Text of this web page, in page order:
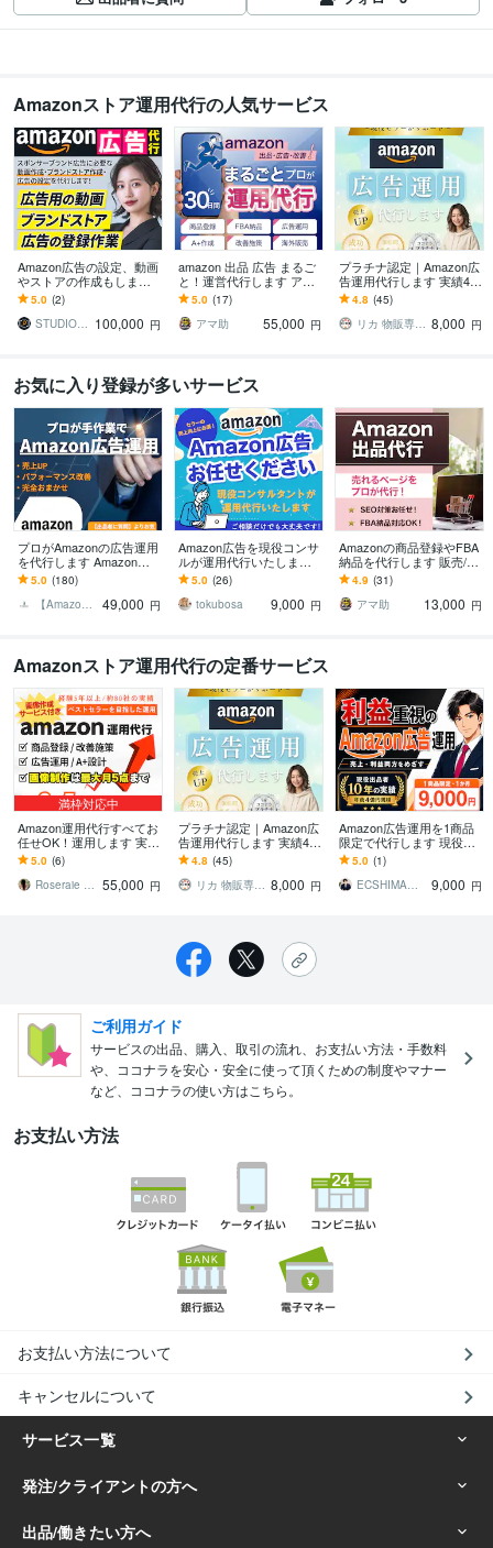
Amazonストア運用代行の人気サービス
Amazon広告の設定、動画
やストアの作成もします
広告用動画の作成、スト
アの作成、広告設定、ぜ
んぶ丸投げOK！
5.0 (2)
STUDIO PUFF（スタジオ パフ） 100,000 円
amazon 出品 広告 まるご
と！運営代行します アマ
ゾン販売はプロにお任
せ！14年以上×1200社超の
専門力
5.0 (17)
アマ助
55,000 円
プラチナ認定｜Amazon広
告運用代行します 実績40
件超｜SP/SB/SBV広告・
ストア構築に対応
4.8 (45)
リカ 物販専門コンサル＆代行㈱KR 8,000 円
お気に入り登録が多いサービス
プロがAmazonの広告運用
を代行します Amazonで
販売しているプロが、代
わりに広告運用します。
5.0 (180)
【Amazon販売】Eーessence
49,000 円
Amazon広告を現役コンサ
ルが運用代行いたします
月商1億超〜小規模サイト
まで250店舗以上の実績が
ございます
5.0 (26)
tokubosa
9,000 円
Amazonの商品登録やFBA
納品を代行します 販売/コ
ンサル歴14年の実績！ア
マゾン出品はお任せくだ
さい
4.9 (31)
アマ助
13,000 円
Amazonストア運用代行の定番サービス
満枠対応中
Amazon運用代行すべてお
任せOK！運用します 実績
80社以上/経験5年/画像制
作付き！週次報告もあ
り！
5.0 (6)
Roseraie ～ロズレ～ 55,000 円
プラチナ認定｜Amazon広
告運用代行します 実績40
件超｜SP/SB/SBV広告・
ストア構築に対応
4.8 (45)
リカ 物販専門コンサル＆代行㈱KR 8,000 円
Amazon広告運用を1商品
限定で代行します 現役出
品者が見直し、利益が残
る広告運用をサポートし
ます
5.0 (1)
ECSHIMA｜Amazon利益改善
9,000 円
ご利用ガイド
サービスの出品、購入、取引の流れ、お支払い方法・手数料
や、ココナラを安心・安全に使って頂くための制度やマナー
など、ココナラの使い方はこちら。
お支払い方法
お支払い方法について
キャンセルについて